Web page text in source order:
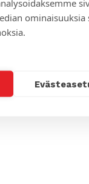
ominaisuuksia